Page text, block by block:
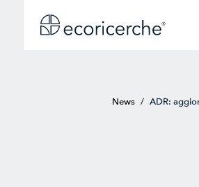
News / ADR: